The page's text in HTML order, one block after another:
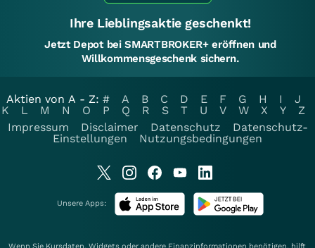
Ihre Lieblingsaktie geschenkt!
Jetzt Depot bei SMARTBROKER+ eröffnen und
Willkommensgeschenk sichern.
Aktien von A - Z: # A B C D E F G H I
J
K
L M N O P Q R S T U V W X Y
Z
Impressum
Disclaimer Datenschutz
Datenschutz-
Einstellungen
Nutzungsbedingungen
Unsere Apps: